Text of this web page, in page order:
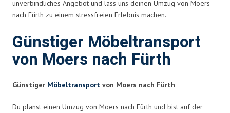
unverbindliches Angebot und lass uns deinen Umzug von Moers
nach Fürth zu einem stressfreien Erlebnis machen.
Günstiger Möbeltransport
von Moers nach Fürth
Günstiger Möbeltransport von Moers nach Fürth
Du planst einen Umzug von Moers nach Fürth und bist auf der